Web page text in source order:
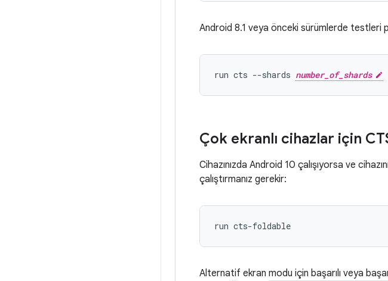
Android 8.1 veya önceki sürümlerde testleri
run cts --shards number_of_shards
Çok ekranlı cihazlar için
Cihazınızda Android 10 çalışıyorsa ve
çalıştırmanız gerekir:
Alternatif ekran modu için başarılı veya